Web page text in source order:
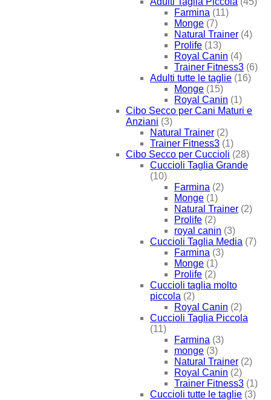
Farmina (11)
Monge (7)
Natural Trainer (4)
Prolife (13)
Royal Canin (4)
Trainer Fitness3 (6)
Adulti tutte le taglie (16)
Monge (15)
Royal Canin (1)
Cibo Secco per Cani Maturi e
Anziani (3)
Natural Trainer (2)
Trainer Fitness3 (1)
Cibo Secco per Cuccioli (28)
Cuccioli Taglia Grande
(10)
Farmina (2)
Monge (1)
Natural Trainer (2)
Prolife (2)
royal canin (3)
Cuccioli Taglia Media (7)
Farmina (3)
Monge (1)
Prolife (2)
Cuccioli taglia molto
piccola (2)
Royal Canin (2)
Cuccioli Taglia Piccola
(11)
Farmina (3)
monge (3)
Natural Trainer (2)
Royal Canin (2)
Trainer Fitness3 (1)
Cuccioli tutte le taglie (3)